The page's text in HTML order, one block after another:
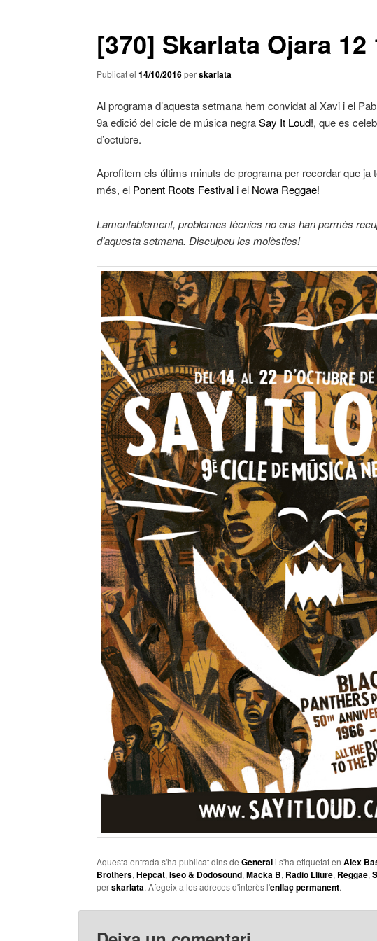
[370] Skarlata Ojara 12
Publicat el 14/10/2016perskarlata
Al programa d’aquesta setmana hem convidat al Xavi i el
9a edició del cicle de música negraSay It Loud!, que es
d’octubre.
Aprofitem els últims minuts de programa per recordar que ja
més, el Ponent Roots Festivali el Nowa Reggae!
Lamentablement, problemes tècnics no ens han permès
d’aquesta setmana. Disculpeu les molèsties!
Aquesta entrada s'ha publicat dins de Generali s'ha etiquetat en Alex
Brothers, Hepcat, Iseo & Dodosound, Macka B, Radio Lliure, Reggae,
perskarlata. Afegeix a les adreces d'interès l'enllaç permanent.